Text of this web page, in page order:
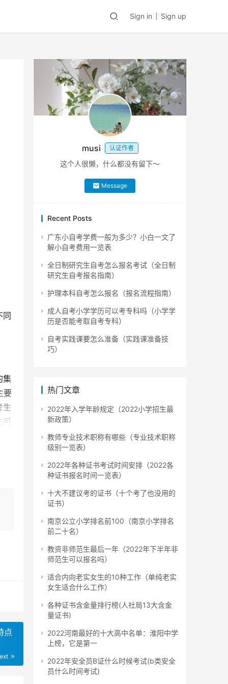
Sign in Sign up
同
集
要
生
可
点
musi 认证作者
这个人很懒，什么都没有留下～
Message
Recent Posts
广东小自考学费一般为多少？小白一文了
解小自考费用一览表
全日制研究生自考怎么报名考试（全日制
研究生自考报名指南）
护理本科自考怎么报名（报名流程指南）
成人自考小学学历可以考专科吗（小学学
历是否能考取自考专科）
自考实践课要怎么准备（实践课准备技
巧）
热门文章
2022年入学年龄规定（2022小学招生最
新政策）
教师专业技术职称有哪些（专业技术职称
级别一览表）
2022年各种证书考试时间安排（2022各
种证书报名时间一览表）
十大不建议考的证书（十个考了也没用的
证书）
南京公立小学排名前100（南京小学排名
前二十名）
教资非师范生最后一年（2022年下半年非
师范生可以报名吗）
适合内向老实女生的10种工作（单纯老实
女生适合什么工作）
各种证书含金量排行榜(人社局13大含金
量证书)
2022河南最好的十大高中名单：淮阳中学
上榜，它是第一
2022年安全员B证什么时候考试(b类安全
员什么时间考试)